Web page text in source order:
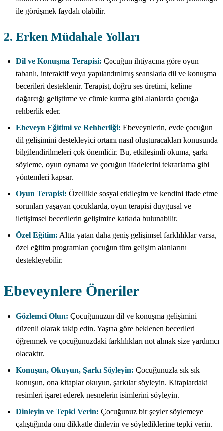
ile görüşmek faydalı olabilir.
2. Erken Müdahale Yolları
Dil ve Konuşma Terapisi: Çocuğun ihtiyacına göre oyun
tabanlı, interaktif veya yapılandırılmış seanslarla dil ve konuşma
becerileri desteklenir. Terapist, doğru ses üretimi, kelime
dağarcığı geliştirme ve cümle kurma gibi alanlarda çocuğa
rehberlik eder.
Ebeveyn Eğitimi ve Rehberliği: Ebeveynlerin, evde çocuğun
dil gelişimini destekleyici ortamı nasıl oluşturacakları konusunda
bilgilendirilmeleri çok önemlidir. Bu, etkileşimli okuma, şarkı
söyleme, oyun oynama ve çocuğun ifadelerini tekrarlama gibi
yöntemleri kapsar.
Oyun Terapisi: Özellikle sosyal etkileşim ve kendini ifade etme
sorunları yaşayan çocuklarda, oyun terapisi duygusal ve
iletişimsel becerilerin gelişimine katkıda bulunabilir.
Özel Eğitim: Altta yatan daha geniş gelişimsel farklılıklar varsa,
özel eğitim programları çocuğun tüm gelişim alanlarını
destekleyebilir.
Ebeveynlere Öneriler
Gözlemci Olun: Çocuğunuzun dil ve konuşma gelişimini
düzenli olarak takip edin. Yaşına göre beklenen becerileri
öğrenmek ve çocuğunuzdaki farklılıkları not almak size yardımcı
olacaktır.
Konuşun, Okuyun, Şarkı Söyleyin: Çocuğunuzla sık sık
konuşun, ona kitaplar okuyun, şarkılar söyleyin. Kitaplardaki
resimleri işaret ederek nesnelerin isimlerini söyleyin.
Dinleyin ve Tepki Verin: Çocuğunuz bir şeyler söylemeye
çalıştığında onu dikkatle dinleyin ve söylediklerine tepki verin.